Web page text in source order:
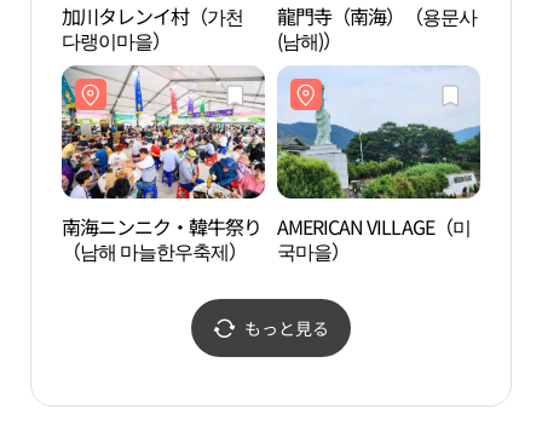
加川タレンイ村（가천
다랭이마을）
龍門寺（南海）（용문사
(남해)）
南海ニンニク・韓牛祭り
（남해 마늘한우축제）
AMERICAN VILLAGE（미
국마을）
もっと見る